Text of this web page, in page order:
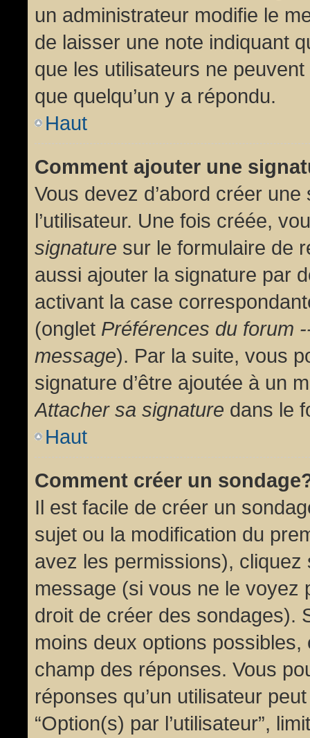
un administrateur modifie le
de laisser une note indiquant
que les utilisateurs ne
que quelqu’un y a répondu.
Haut
Comment ajouter une
Vous devez d’abord créer
l’utilisateur. Une fois créée,
signature sur le formulaire de
aussi ajouter la signature par
activant la case
(onglet Préférences du forum
message). Par la suite, vous
signature d’être ajoutée à un
Attacher sa signature dans le
Haut
Comment créer un
Il est facile de créer un
sujet ou la modification du
avez les permissions), cliquez
message (si vous ne le voyez
droit de créer des sondages).
moins deux options
champ des réponses. Vous
réponses qu’un utilisateur
“Option(s) par l’utilisateur”,